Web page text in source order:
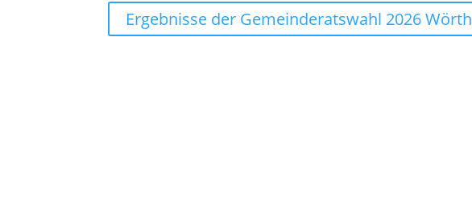
Ergebnisse der Gemeinderatswahl 2026 Wörth